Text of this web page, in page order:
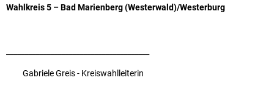
Wahlkreis 5 – Bad Marienberg (Westerwald)/Westerburg
Gabriele Greis - Kreiswahlleiterin